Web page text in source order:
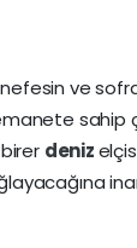
ve
sahip
deniz